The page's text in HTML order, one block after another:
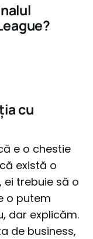
cu
e o chestie
există o
ei trebuie să o
o putem
dar explicăm.
de business,